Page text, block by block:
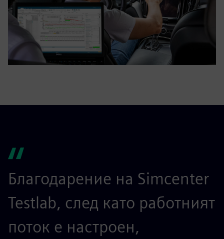
Благодарение на Simcenter
Testlab, след като работният
поток е настроен,